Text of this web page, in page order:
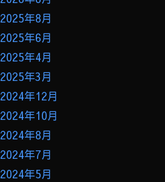
2025年8月
2025年6月
2025年4月
2025年3月
2024年12月
2024年10月
2024年8月
2024年7月
2024年5月